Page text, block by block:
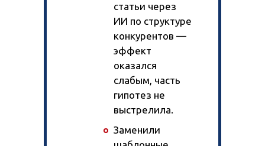
статьи через
ИИ по структуре
конкурентов —
эффект
оказался
слабым, часть
гипотез не
выстрелила.
Заменили